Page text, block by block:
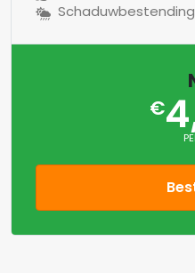
Schaduwbestending
€